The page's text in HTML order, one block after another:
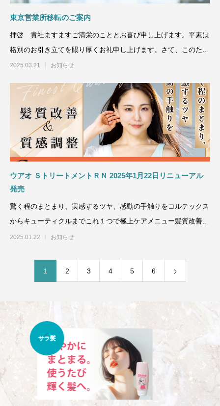
東京営業所移転のご案内
拝啓 貴社ますますご清栄のこととお喜び申し上げます。平素は
格別のお引き立てを賜り厚くお礼申し上げます。さて、このたび
2025年4月1
2025.03.21 お知らせ
ウアオ ＳトリートメントＲＮ 2025年1月22日リニューアル
発売
驚く程のまとまり、実感するツヤ、感動の手触りをコルテックス
からキューティクルまでこれ１つで極上ケアメニュー髪質改善
質感調整トリート
2025.01.22 お知らせ
1 2 3 4 5 6
くせ
うねり